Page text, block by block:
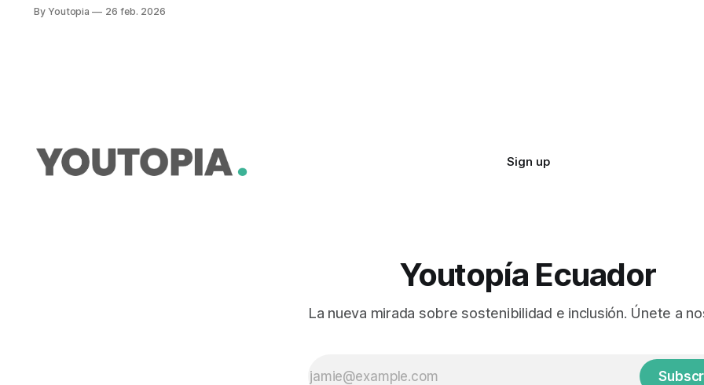
texto final excluyó el artículo 29.
By Youtopia 26 feb. 2026
Sign up
Youtopía Ecuador
La nueva mirada sobre sostenibilidad e inclusión. Únete a